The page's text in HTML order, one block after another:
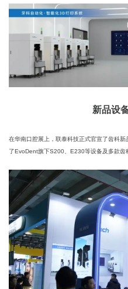
新品设
在华南口腔展上，联泰科技正式官宣了齿科
了EvoDent旗下S200、E230等设备及多款齿